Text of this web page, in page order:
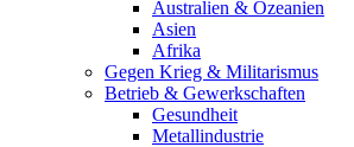
Australien & Ozeanien
Asien
Afrika
Gegen Krieg & Militarismus
Betrieb & Gewerkschaften
Gesundheit
Metallindustrie